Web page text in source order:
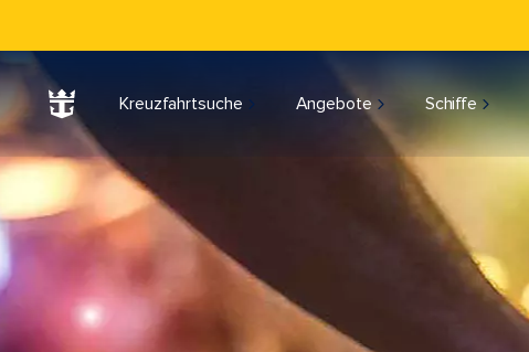
Kreuzfahrtsuche Angebote Schiffe